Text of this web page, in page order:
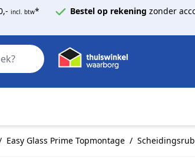
incl. btw* Bestel op rekening zonder
Zoek
Easy Glass Prime Topmontage /